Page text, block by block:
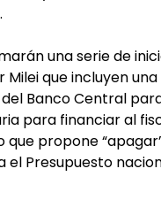
una serie de
que incluyen
Banco Central
para financiar al
propone
el Presupuesto